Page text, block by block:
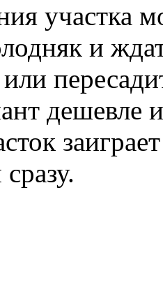
участка
и
или